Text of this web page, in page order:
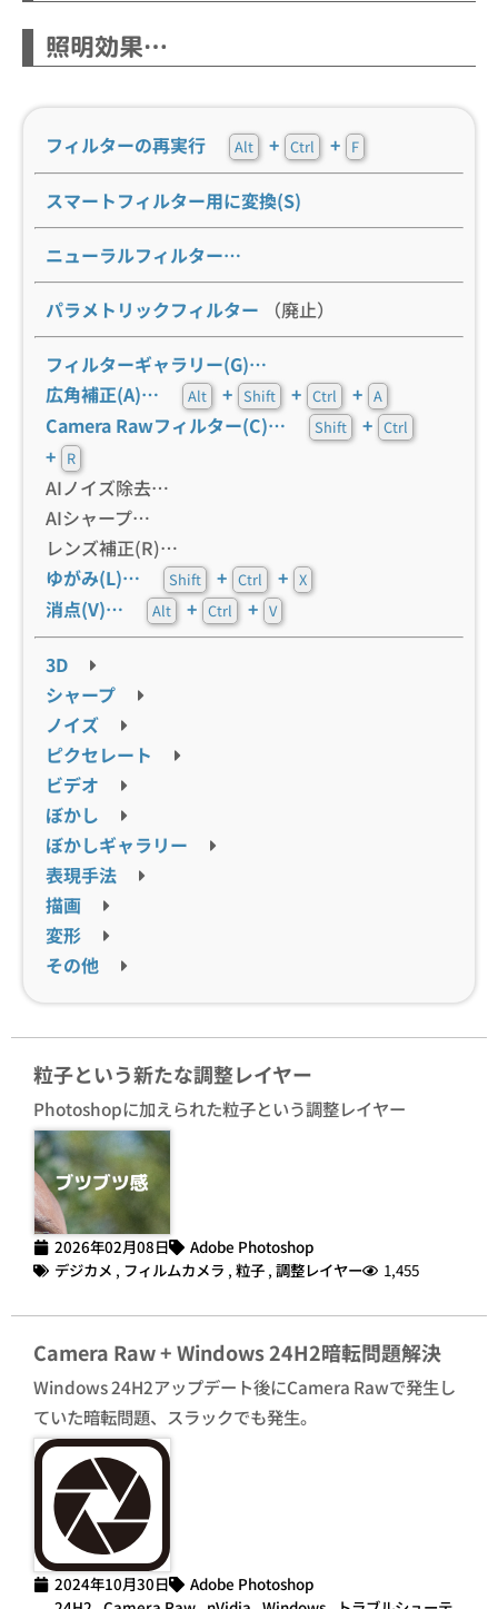
フィルターの再実行 Alt + Ctrl + F
スマートフィルター用に変換(S)
ニューラルフィルター…
パラメトリックフィルター （廃止）
フィルターギャラリー(G)…
広角補正(A)…
Alt + Shift + Ctrl + A
Camera Rawフィルター(C)… Shift + Ctrl
+ R
AIノイズ除去…
AIシャープ…
レンズ補正(R)…
ゆがみ(L)…
Shift + Ctrl + X
消点(V)… Alt + Ctrl + V
3D
シャープ
ノイズ
ピクセレート
ビデオ
ぼかし
ぼかしギャラリー
表現手法
描画
変形
その他
照明効果…
粒子という新たな調整レイヤー
Photoshopに加えられた粒子という調整レイヤー
2026年02月08日
Adobe Photoshop
デジカメ , フィルムカメラ , 粒子 , 調整レイヤー 1,455
Camera Raw + Windows 24H2暗転問題解決
Windows 24H2アップデート後にCamera Rawで発生し
ていた暗転問題、スラックでも発生。
2024年10月30日
Adobe Photoshop